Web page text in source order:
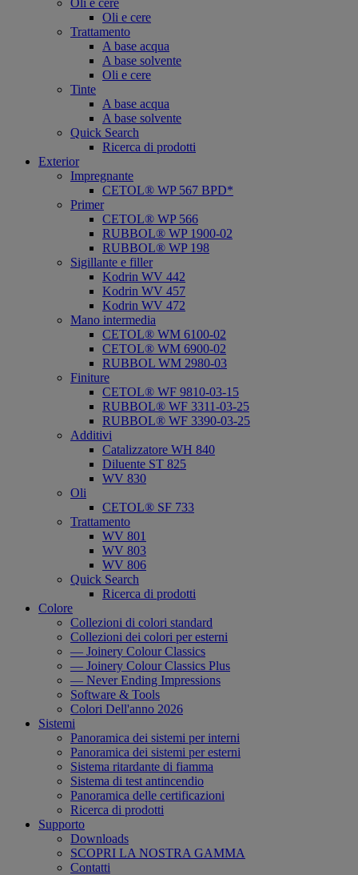
Oli e cere
Oli e cere
Trattamento
A base acqua
A base solvente
Oli e cere
Tinte
A base acqua
A base solvente
Quick Search
Ricerca di prodotti
Exterior
Impregnante
CETOL® WP 567 BPD*
Primer
CETOL® WP 566
RUBBOL® WP 1900-02
RUBBOL® WP 198
Sigillante e filler
Kodrin WV 442
Kodrin WV 457
Kodrin WV 472
Mano intermedia
CETOL® WM 6100-02
CETOL® WM 6900-02
RUBBOL WM 2980-03
Finiture
CETOL® WF 9810-03-15
RUBBOL® WF 3311-03-25
RUBBOL® WF 3390-03-25
Additivi
Catalizzatore WH 840
Diluente ST 825
WV 830
Oli
CETOL® SF 733
Trattamento
WV 801
WV 803
WV 806
Quick Search
Ricerca di prodotti
Colore
Collezioni di colori standard
Collezioni dei colori per esterni
— Joinery Colour Classics
— Joinery Colour Classics Plus
— Never Ending Impressions
Software & Tools
Colori Dell'anno 2026
Sistemi
Panoramica dei sistemi per interni
Panoramica dei sistemi per esterni
Sistema ritardante di fiamma
Sistema di test antincendio
Panoramica delle certificazioni
Ricerca di prodotti
Supporto
Downloads
SCOPRI LA NOSTRA GAMMA
Contatti